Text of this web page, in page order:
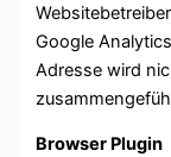
Google
Adresse wird
Browser Plugin